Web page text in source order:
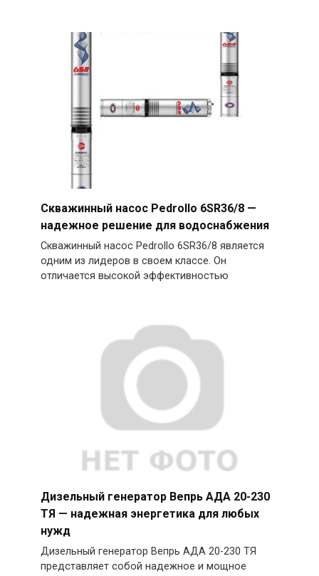
Скважинный насос Pedrollo 6SR36/8 —
надежное решение для водоснабжения
Скважинный насос Pedrollo 6SR36/8 является
одним из лидеров в своем классе. Он
отличается высокой эффективностью
Дизельный генератор Вепрь АДА 20-230
ТЯ — надежная энергетика для любых
нужд
Дизельный генератор Вепрь АДА 20-230 ТЯ
представляет собой надежное и мощное